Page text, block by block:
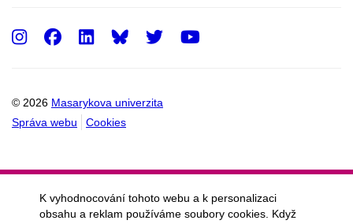
© 2026 Masarykova univerzita
Správa webu
Cookies
Instagram
Facebook
LinkedInTwitter
K vyhodnocování tohoto webu a k personalizaci
obsahu a reklam používáme soubory cookies. Když